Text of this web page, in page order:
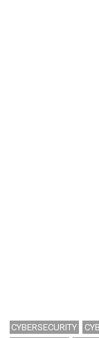
CYBERSECURITY